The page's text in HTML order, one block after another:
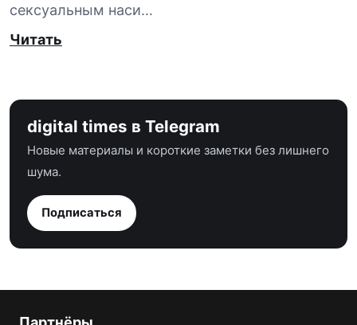
сексуальным наси…
Читать
digital times в Telegram
Новые материалы и короткие заметки без лишнего
шума.
Подписаться